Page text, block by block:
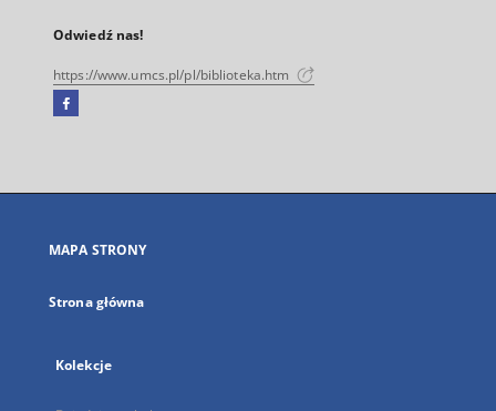
Odwiedź nas!
https://www.umcs.pl/pl/biblioteka.htm
Facebook
się
karcie
MAPA STRONY
Strona główna
Kolekcje